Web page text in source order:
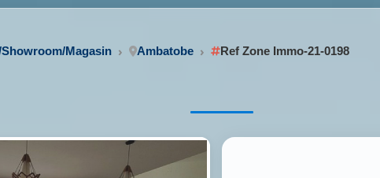
Magasin Ambatobe Ref Zone Immo-21-0198